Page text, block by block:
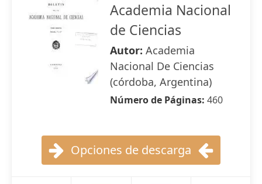
Academia Nacional
de Ciencias
Autor: Academia
Nacional De Ciencias
(córdoba, Argentina)
Número de Páginas: 460
Opciones de descarga